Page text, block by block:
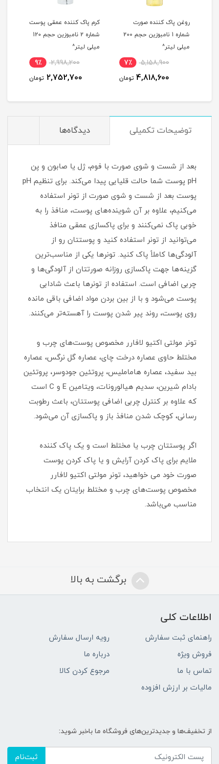
روغن پاک کننده صورت
شماره 1 نامبوزین حجم 200
میلی لیتر^
5,158,900 7٪
4,818,600 تومان
کرم پاک کننده عمقی پوست
شماره 2 نامبوزین حجم 120
میلی لیتر^
2,998,200 9٪
2,752,700 تومان
توضیحات تکمیلی دیدگاه‌ها
بعد از شست و شوی صورت با فوم، ژل یا صابون و پن
pH پوست شما حالت قلیایی پیدا می‌کند. برای تنظیم pH
پوست بعد از شست و شوی صورت از تونر استفاده
می‌کنیم، علاوه بر آن شوینده‌های پوست، منافذ را به
خوبی پاک نمی‌کنند و برای پاکسازی عمقی منافذ
می‌توانید از تونر استفاده کنید و پوستتان رو از
آلودگی‌ها کاملاً پاک کنید. تونرها یکی از مناسب‌ترین
گزینه‌‌ها جهت پاکسازی روزانه صورتتان از آلودگی‌ها و
چربی اضافی است. استفاده از تونرها باعث شادابی
پوست می‌شود و با از بین بردن مواد اضافی باقی مانده
روی پوست، روند پیر شدن پوست را آهسته‌تر می‌کنند.
تونر مولتی اکتیو لافارر مخصوص پوست‌های چرب و
مختلط حاوی عصاره درخت چای، عصاره گل نرگس، عصاره
بید سفید، عصاره هاماملیس، پروتئین جودوسر، پروتئین
بادام شیرین، سدیم هیالورونات، ویتامین E و C است
که علاوه بر کنترل چربی اضافی پوستتان، باعث رطوبت‌
رسانی، کوچک شدن منافذ باز و پاکسازی آن می‌شود.
اگر پوستتان چرب یا مختلط است و یک پاک کننده
ملایم برای پاک کردن آرایش و یا پاک کردن پوست
صورت خود می خواهید، تونر مولتی اکتیو لافارر
مخصوص پوست‌های چرب و مختلط برایتان یک انتخاب
مناسب می‌باشد.
برگشت به بالا
اطلاعات کلی
راهنمای ثبت سفارش
رویه ارسال سفارش
فروش ویژه
درباره ما
تماس با ما
مرجوع کردن کالا
مالیات بر ارزش افزوده
از تخفیف‌ها و جدیدترین‌های فروشگاه ما باخبر شوید:
ثبت‌نام